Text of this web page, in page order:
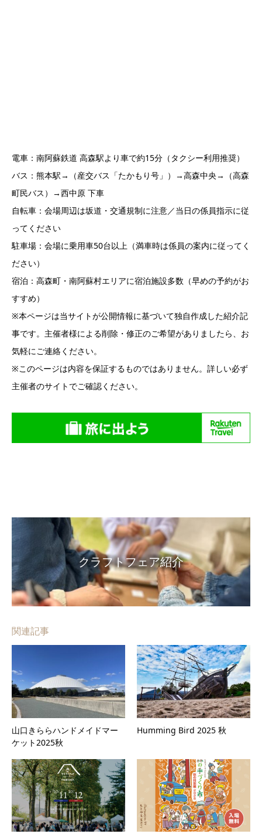
電車：南阿蘇鉄道 高森駅より車で約15分（タクシー利用推奨）
バス：熊本駅→（産交バス「たかもり号」）→高森中央→（高森
町民バス）→西中原 下車
自転車：会場周辺は坂道・交通規制に注意／当日の係員指示に従
ってください
駐車場：会場に乗用車50台以上（満車時は係員の案内に従ってく
ださい）
宿泊：高森町・南阿蘇村エリアに宿泊施設多数（早めの予約がお
すすめ）
※本ページは当サイトが公開情報に基づいて独自作成した紹介記
事です。主催者様による削除・修正のご希望がありましたら、お
気軽にご連絡ください。
※このページは内容を保証するものではありません。詳しい必ず
主催者のサイトでご確認ください。
クラフトフェア紹介
関連記事
山口きららハンドメイドマー
ケット2025秋
Humming Bird 2025 秋